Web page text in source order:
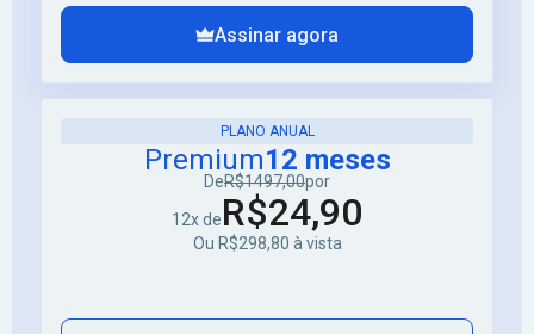
Assinar agora
PLANO ANUAL
Premium12 meses
DeR$1497,00por
12x deR$24,90
Ou R$298,80 à vista